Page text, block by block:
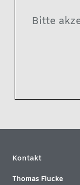
Bitte
Kontakt
Thomas Flucke